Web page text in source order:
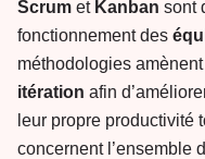
Scrum et Kanban sont
fonctionnement des
méthodologies
itération afin
leur propre productivité
concernent l’ensemble